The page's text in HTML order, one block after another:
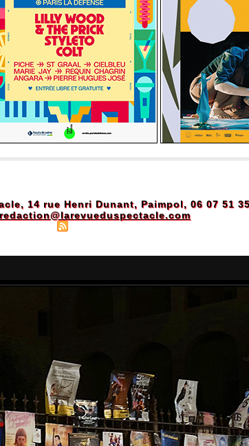
14 rue Henri Dunant, Paimpol, 06 07 51
redaction@larevueduspectacle.com